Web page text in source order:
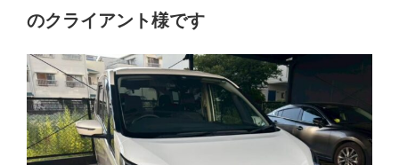
のクライアント様です